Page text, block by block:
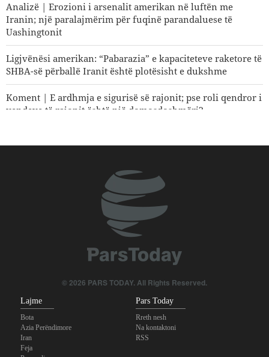
Analizë | Erozioni i arsenalit amerikan në luftën me
Iranin; një paralajmërim për fuqinë parandaluese të
Uashingtonit
Ligjvënësi amerikan: “Pabarazia” e kapaciteteve raketore të
SHBA-së përballë Iranit është plotësisht e dukshme
Koment | E ardhmja e sigurisë së rajonit; pse roli qendror i
vendeve të rajonit është një domosdoshmëri?
fizike dhe kolaps psikologjik
Si po shpërbëhet koalicioni i mbështetësve të Trumpit?
© 2026 PARS TODAY. All Rights Reserved.
Lajme
Bota
Azia Perëndimore
Iran
Feja
Pars Today
Rreth nesh
Na kontaktoni
RSS